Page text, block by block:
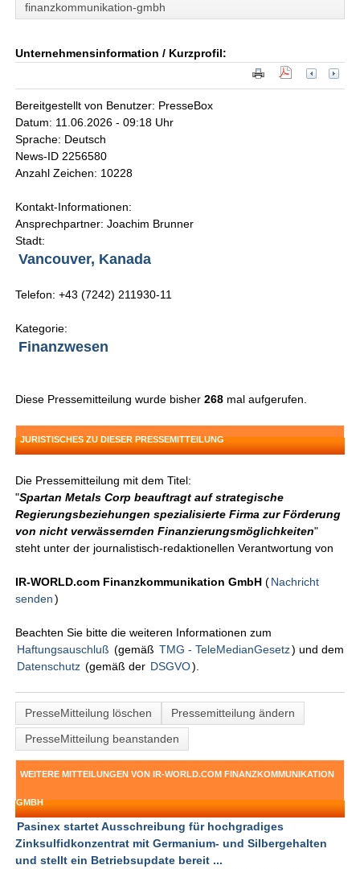
finanzkommunikation-gmbh
Unternehmensinformation / Kurzprofil:
Bereitgestellt von Benutzer: PresseBox
Datum: 11.06.2026 - 09:18 Uhr
Sprache: Deutsch
News-ID 2256580
Anzahl Zeichen: 10228
Kontakt-Informationen:
Ansprechpartner: Joachim Brunner
Stadt:
Vancouver, Kanada
Telefon: +43 (7242) 211930-11
Kategorie:
Finanzwesen
Diese Pressemitteilung wurde bisher268 mal aufgerufen.
JURISTISCHES ZU DIESER PRESSEMITTEILUNG
Die Pressemitteilung mit dem Titel:
"Spartan Metals Corp beauftragt auf strategische
Regierungsbeziehungen spezialisierte Firma zur Förderung
von nicht verwässernden Finanzierungsmöglichkeiten"
steht unter der journalistisch-redaktionellen Verantwortung von
IR-WORLD.com Finanzkommunikation GmbH (Nachricht
senden )
Beachten Sie bitte die weiteren Informationen zum
Haftungsauschluß (gemäß TMG - TeleMedianGesetz) und dem
Datenschutz (gemäß der DSGVO).
PresseMitteilung löschen
Pressemitteilung ändern
PresseMitteilung beanstanden
WEITERE MITTEILUNGEN VON IR-WORLD.COM FINANZKOMMUNIKATION
GMBH
Pasinex startet Ausschreibung für hochgradiges
Zinksulfidkonzentrat mit Germanium- und Silbergehalten
und stellt ein Betriebsupdate bereit ...